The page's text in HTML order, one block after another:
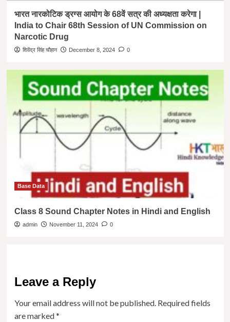
भारत नारकोटिक ड्रग्स आयोग के 68वें सत्र की अध्यक्षता करेगा |
India to Chair 68th Session of UN Commission on
Narcotic Drug
शिवेंद्र सिंह चौहान December 8, 2024 0
Base Data
Class 8 Sound Chapter Notes in Hindi and English
admin November 11, 2024 0
Leave a Reply
Your email address will not be published. Required fields
are marked*